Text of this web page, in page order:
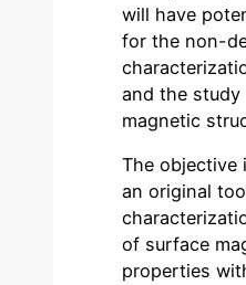
will have
for the non-
and the
magnetic
The objective
an original
of surface
properties